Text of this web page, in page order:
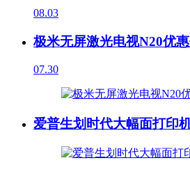
08.03
极米无屏激光电视N20优
07.30
爱普生划时代大幅面打印